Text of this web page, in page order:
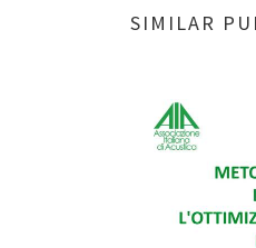
SIMILAR